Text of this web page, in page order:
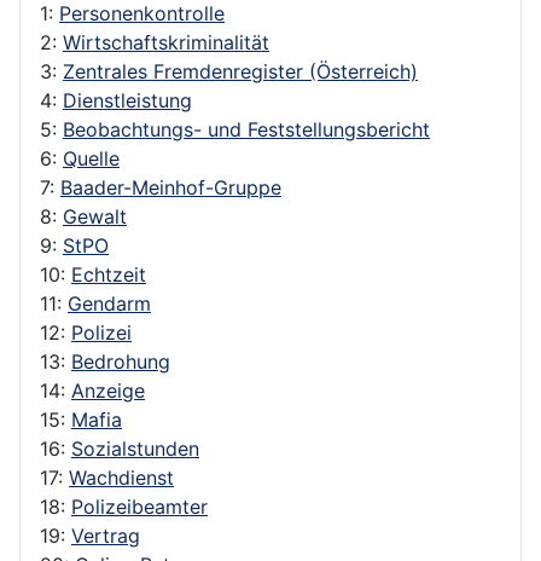
1: Personenkontrolle
2: Wirtschaftskriminalität
3: Zentrales Fremdenregister (Österreich)
4: Dienstleistung
5: Beobachtungs- und Feststellungsbericht
6: Quelle
7: Baader-Meinhof-Gruppe
8: Gewalt
9: StPO
10: Echtzeit
11: Gendarm
12: Polizei
13: Bedrohung
14: Anzeige
15: Mafia
16: Sozialstunden
17: Wachdienst
18: Polizeibeamter
19: Vertrag